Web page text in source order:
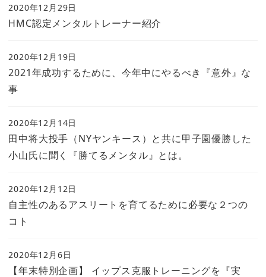
HMC認定メンタルトレーナー紹介
2020年12月29日
2021年成功するために、今年中にやるべき『意外』な
事
2020年12月19日
田中将大投手（NYヤンキース）と共に甲子園優勝した
小山氏に聞く『勝てるメンタル』とは。
2020年12月14日
自主性のあるアスリートを育てるために必要な２つの
コト
2020年12月12日
【年末特別企画】 イップス克服トレーニングを『実
2020年12月6日